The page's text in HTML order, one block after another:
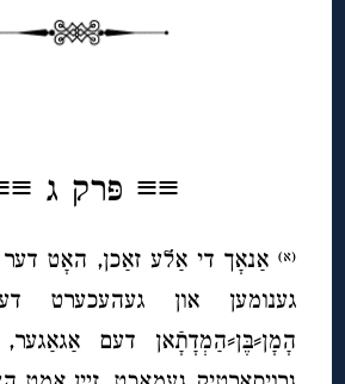
≡≡ פּרק ג
(א) אַנאָך די אַלע זאַכן, האָט
גענומען און געהעכערט
הָמָן⸗בֶּן⸗הַמְדָתָֿאן דעם